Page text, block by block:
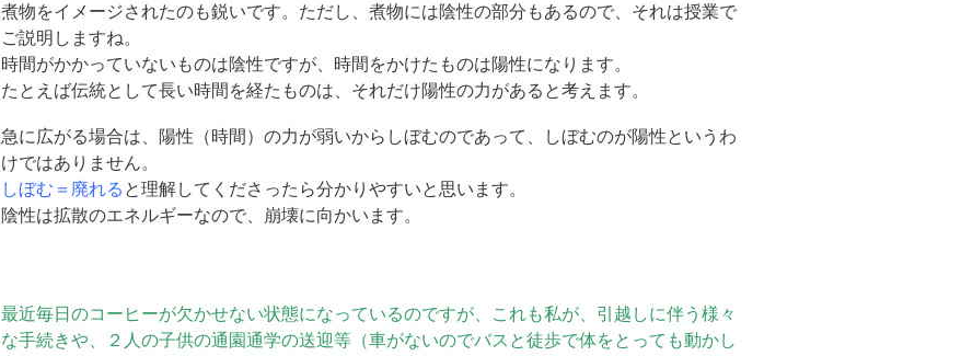
煮物をイメージされたのも鋭いです。ただし、煮物には陰性の部分もあるので、それは授業で
ご説明しますね。
時間がかかっていないものは陰性ですが、時間をかけたものは陽性になります。
たとえば伝統として長い時間を経たものは、それだけ陽性の力があると考えます。
急に広がる場合は、陽性（時間）の力が弱いからしぼむのであって、しぼむのが陽性というわ
けではありません。
しぼむ＝廃れる と理解してくださったら分かりやすいと思います。
陰性は拡散のエネルギーなので、崩壊に向かいます。
最近毎日のコーヒーが欠かせない状態になっているのですが、これも私が、引越しに伴う様々
な手続きや、２人の子供の通園通学の送迎等（車がないのでバスと徒歩で体をとっても動かし